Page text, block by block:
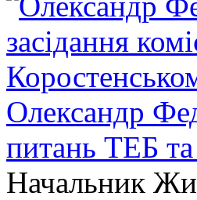
Олександр
питань ТЕБ
Начальник